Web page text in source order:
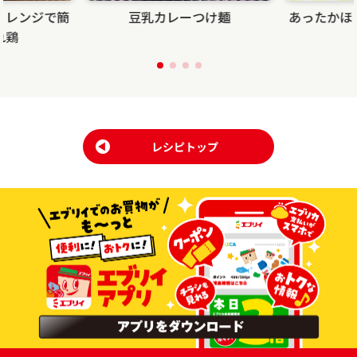
レンジで簡
鶏
豆乳カレーつけ麺 あったか